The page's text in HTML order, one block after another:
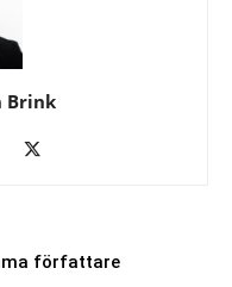
Brink
författare